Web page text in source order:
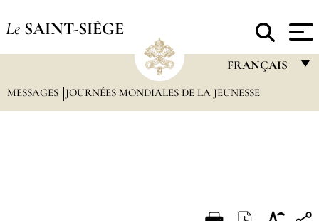
Le SAINT-SIÈGE
FRANÇAIS
FRANÇAIS
MESSAGES JOURNÉES MONDIALES DE LA JEUNESSE